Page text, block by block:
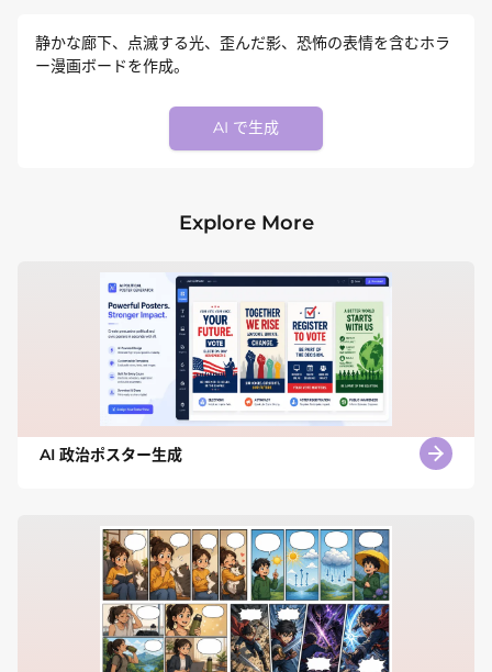
静かな廊下、点滅する光、歪んだ影、恐怖の表情を含むホラ
ー漫画ボードを作成。
AI で生成
Explore More
AI 政治ポスター生成